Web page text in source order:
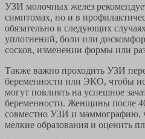
УЗИ молочных желез
симптомах, но и в
обязательно в следующих
уплотнений, боли или
сосков, изменении формы или
Также важно проходить УЗИ
беременности или ЭКО, чтобы
могут повлиять на успешное
беременности. Женщины после
совместно УЗИ и маммографию,
мелкие образования и оценить